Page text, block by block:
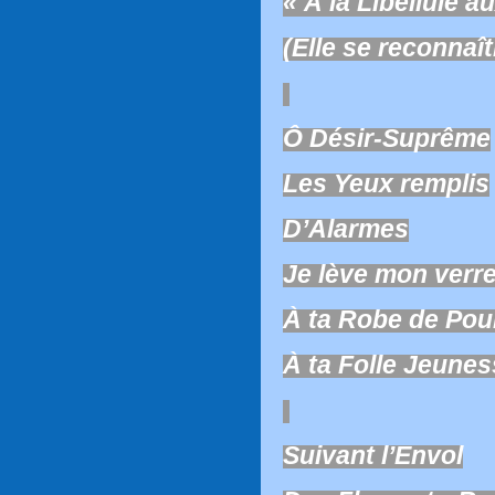
(Elle se
Ô Désir-Suprême
Les Yeux remplis
D’Alarmes
Je lève mon
À ta Robe de
À ta Folle
Suivant l’Envol